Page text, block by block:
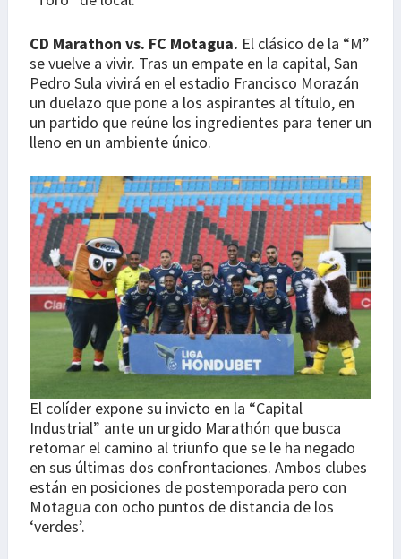
CD Marathon vs. FC Motagua. El clásico de la “M”
se vuelve a vivir. Tras un empate en la capital, San
Pedro Sula vivirá en el estadio Francisco Morazán
un duelazo que pone a los aspirantes al título, en
un partido que reúne los ingredientes para tener un
lleno en un ambiente único.
El colíder expone su invicto en la “Capital
Industrial” ante un urgido Marathón que busca
retomar el camino al triunfo que se le ha negado
en sus últimas dos confrontaciones. Ambos clubes
están en posiciones de postemporada pero con
Motagua con ocho puntos de distancia de los
‘verdes’.